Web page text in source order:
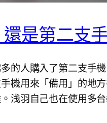
是第二支
的人購入了第二支手
機用來「備用」的地
浅羽自己也在使用多台